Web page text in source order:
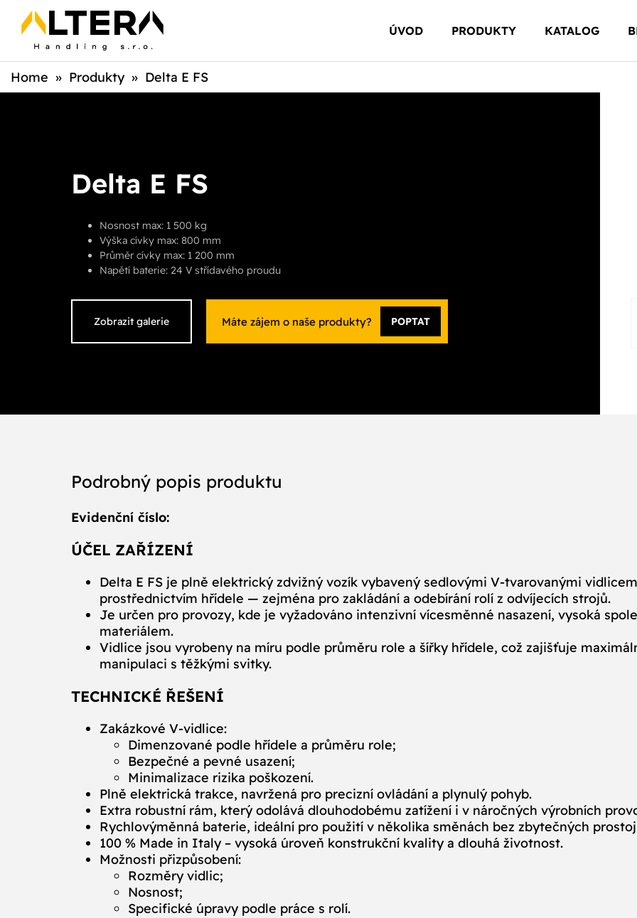
ÚVOD PRODUKTY KATALOG
Home » Produkty » Delta E FS
Delta E FS
Nosnost max: 1 500 kg
Výška cívky max: 800 mm
Průměr cívky max: 1 200 mm
Napětí baterie: 24 V střídavého proudu
Zobrazit galerie Máte zájem o naše produkty? POPTAT
Podrobný popis produktu
Evidenční číslo:
ÚČEL ZAŘÍZENÍ
Delta E FS je plně elektrický zdvižný vozík vybavený sedlovými V‑tvarovanými
prostřednictvím hřídele — zejména pro zakládání a odebírání rolí z odvíjecích strojů.
Je určen pro provozy, kde je vyžadováno intenzivní vícesměnné nasazení, vysoká
materiálem.
Vidlice jsou vyrobeny na míru podle průměru role a šířky hřídele, což zajišťuje
manipulaci s těžkými svitky.
TECHNICKÉ ŘEŠENÍ
Zakázkové V‑vidlice:
Dimenzované podle hřídele a průměru role;
Bezpečné a pevné usazení;
Minimalizace rizika poškození.
Plně elektrická trakce, navržená pro precizní ovládání a plynulý pohyb.
Extra robustní rám, který odolává dlouhodobému zatížení i v náročných výrobních
Rychlovýměnná baterie, ideální pro použití v několika směnách bez zbytečných
100 % Made in Italy – vysoká úroveň konstrukční kvality a dlouhá životnost.
Možnosti přizpůsobení:
Rozměry vidlic;
Nosnost;
Specifické úpravy podle práce s rolí.